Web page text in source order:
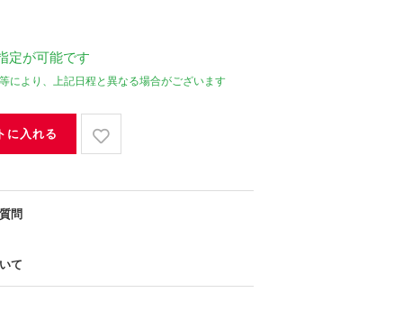
定が可能です
により、上記日程と異なる場合がございます
に入れる
問
て